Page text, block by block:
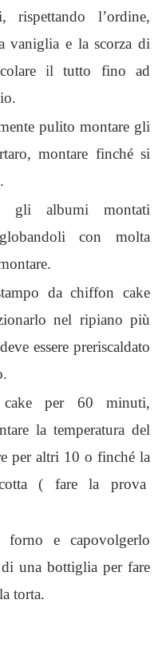
rispettando l’ordine,
vaniglia e la scorza di
il tutto fino ad
pulito montare gli
montare finché si
gli albumi montati
con molta
da chiffon cake
nel ripiano più
essere preriscaldato
per 60 minuti,
la temperatura del
per altri 10 o finché la
( fare la prova
e capovolgerlo
una bottiglia per fare
torta.